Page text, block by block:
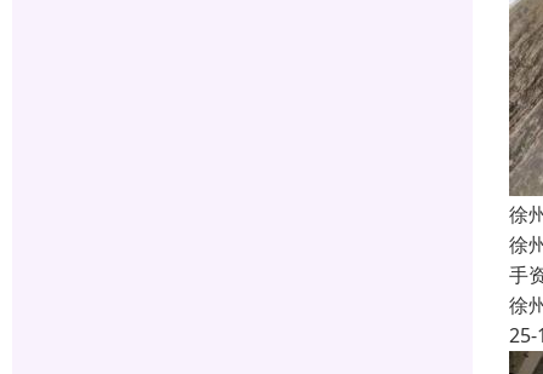
徐
徐
手
徐
25-